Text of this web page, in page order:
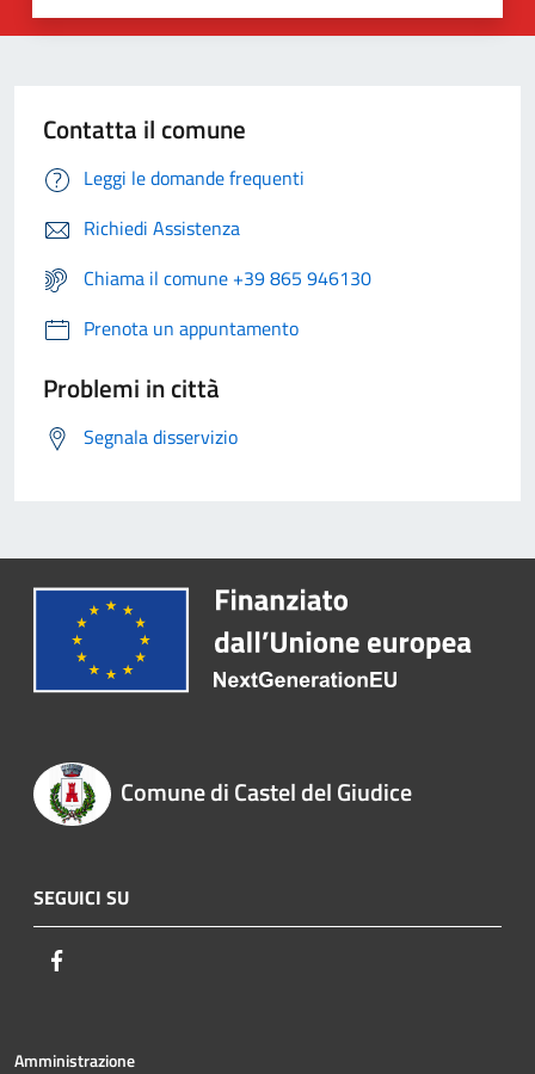
Contatta il comune
Leggi le domande frequenti
Richiedi Assistenza
Chiama il comune +39 865 946130
Prenota un appuntamento
Problemi in città
Segnala disservizio
Comune di Castel del Giudice
SEGUICI SU
Amministrazione